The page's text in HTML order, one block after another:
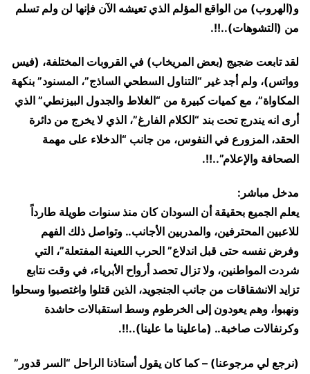
و(الهروب) من الواقع المؤلم الذي تعيشه الآن فإنها لن ولم تسلم
من (التشوهات)..!!.
لقد تابعت ضجيج (بعض المريخاب) في القروبات المختلفة، (فيس
وواتس)، ولم أجد غير “التناول السطحي الساذج”، المسنود” بنكهة
المكاواة”، مع كميات كبيرة من “الغلاط والجدول البيزنطي” الذي
أرى انه يندرج تحت بند “الكلام الفارغ”، الذي لا يخرج من دائرة
الحقد، المزورع في النفوس، من جانب “الدخلاء على مهمة
الصحافة والإعلام”..!!.
مدخل مباشر:
يعلم الجميع بحقيقة أن السودان كان منذ سنوات طويلة طارداً
للاعبين المحترفين، والمدربين الأجانب.. وتواصل ذلك الفهم
وفرض نفسه حتى قبل اندلاع” الحرب اللعينة المفتعلة”، التي
شردت المواطنين، ولا تزال تحصد أرواح الأبرياء، في وقت نتابع
تزايد الانشقاقات من جانب الجنجويد، الذين قتلوا واغتصبوا وسحلوا
ونهبوا، وهم يعودون إلى الخرطوم وسط استقبالات حاشدة
وكرنفالات صاخبة.. (ماعلينا ما علينا)..!!.
(نرجع لي مرجوعنا) – كما كان يقول أستاذنا الراحل “السر قدور”